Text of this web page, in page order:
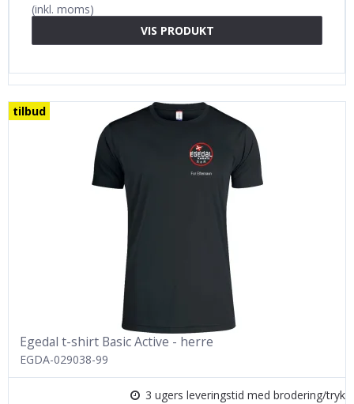
(inkl. moms)
VIS PRODUKT
tilbud
Egedal t-shirt Basic Active - herre
EGDA-029038-99
3 ugers leveringstid med brodering/tryk